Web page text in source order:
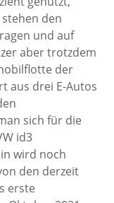
den
und auf
aber trotzdem
der
aus drei E-Autos
sich für die
id3
wird noch
den derzeit
erste